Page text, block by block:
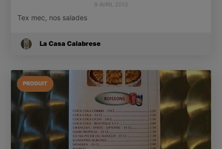
9 AVRIL 2013
Tex mec, nos salades
La Casa Calabrese
PRODUIT